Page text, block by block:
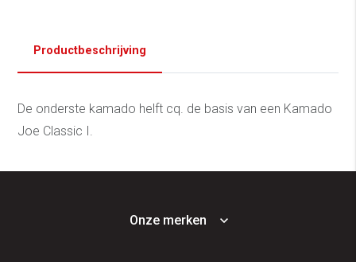
Productbeschrijving
De onderste kamado helft cq. de basis van een Kamado
Joe Classic I.
Onze merken